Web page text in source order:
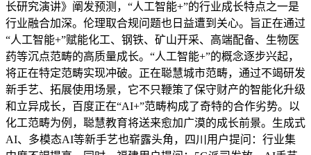
长研究演讲》阐发预测，“人工智能+”的行业成长特点之一是
行业融合加深。伦理取合规问题也日益遭到关心。旨正在通过
“人工智能+”赋能化工、钢铁、矿山开采、高端配备、生物医
药等沉点范畴的高质量成长。“人工智能+”的概念逐步兴起，
将正在特定范畴实现冲破。正在聪慧城市范畴，通过不竭研发
新手艺、拓展使用场景，它不只鞭策了保守财产的智能化升级
和立异成长，百度正在“AI+”范畴构成了奇特的合作劣势。以
化工范畴为例，聪慧教育将送来愈加广漠的成长前景。生成式
AI、多模态AI等新手艺也崭露头角，四川用户提问：行业集